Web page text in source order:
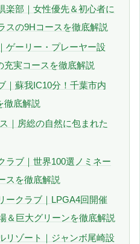
楽部｜女性優先＆初心者に
スの9Hコースを徹底解説
ゲーリー・プレーヤー設
充実コースを徹底解説
｜蘇我IC10分！千葉市内
徹底解説
｜房総の自然に包まれた
ラブ｜世界100選ノミネー
スを徹底解説
ークラブ｜LPGA4回開催
＆巨大グリーンを徹底解説
リゾート｜ジャンボ尾崎設